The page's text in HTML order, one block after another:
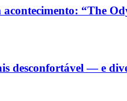
“The
desconfortável — e